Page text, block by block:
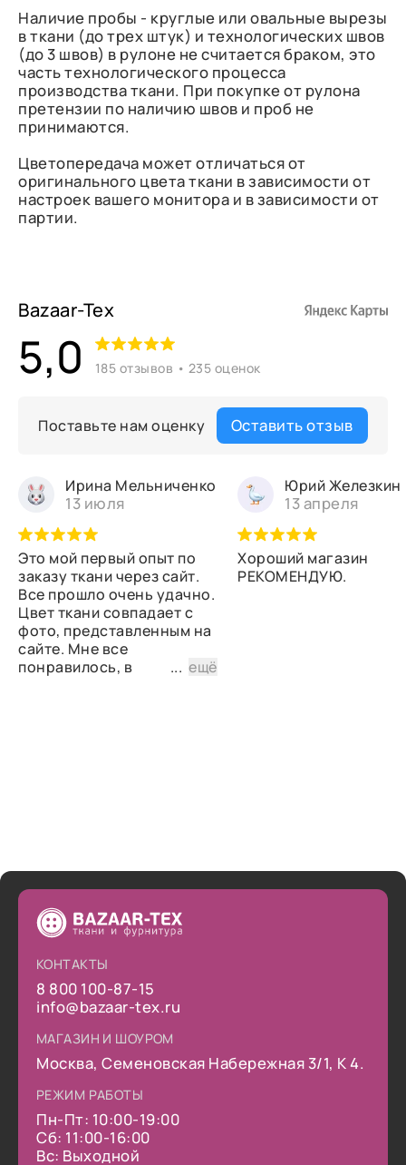
Наличие пробы - круглые или овальные вырезы
в ткани (до трех штук) и технологических швов
(до 3 швов) в рулоне не считается браком, это
часть технологического процесса
производства ткани. При покупке от рулона
претензии по наличию швов и проб не
принимаются.
Цветопередача может отличаться от
оригинального цвета ткани в зависимости от
настроек вашего монитора и в зависимости от
партии.
Bazaar-Tex
5,0 185 отзывов • 235 оценок
Поставьте нам оценку Оставить отзыв
Ирина Мельниченко
13 июля
Это мой первый опыт по
заказу ткани через сайт.
Все прошло очень удачно.
Цвет ткани совпадает с
фото, представленным на
сайте. Мне все
понравилось, в
...ещё
Юрий Железкин
13 апреля
Хороший магазин
РЕКОМЕНДУЮ.
КОНТАКТЫ
8 800 100-87-15
info@bazaar-tex.ru
МАГАЗИН И ШОУРОМ
Москва, Семеновская Набережная 3/1, К 4.
РЕЖИМ РАБОТЫ
Пн-Пт: 10:00-19:00
Сб: 11:00-16:00
Вс: Выходной